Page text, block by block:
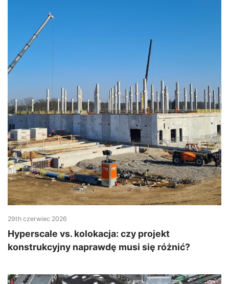
29th czerwiec 2026
Hyperscale vs. kolokacja: czy projekt
konstrukcyjny naprawdę musi się różnić?